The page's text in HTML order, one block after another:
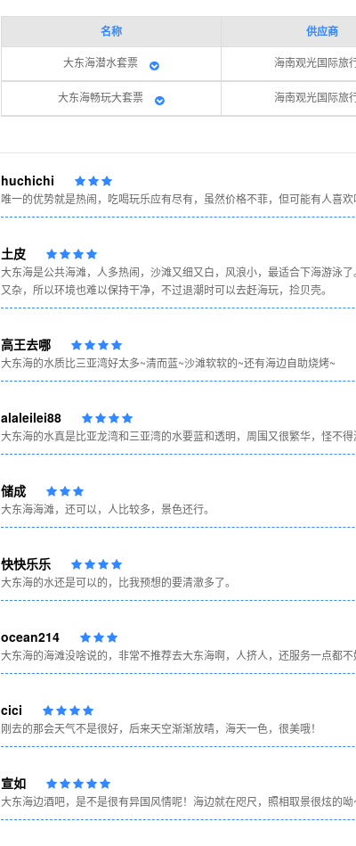
名称 供应商
大东海潜水套票 海南观光国际旅
大东海畅玩大套票 海南观光国际旅
huchichi
唯一的优势就是热闹，吃喝玩乐应有尽有，虽然价格不菲，但可能有人喜欢
土皮
大东海是公共海滩，人多热闹，沙滩又细又白，风浪小，最适合下海游泳
又杂，所以环境也难以保持干净，不过退潮时可以去赶海玩，捡贝壳。
高王去哪
大东海的水质比三亚湾好太多~清而蓝~沙滩软软的~还有海边自助烧烤~
alaleilei88
大东海的水真是比亚龙湾和三亚湾的水要蓝和透明，周围又很繁华，怪不得
储成
大东海海滩，还可以，人比较多，景色还行。
快快乐乐
大东海的水还是可以的，比我预想的要清澈多了。
ocean214
大东海的海滩没啥说的，非常不推荐去大东海啊，人挤人，还服务一点都不
cici
刚去的那会天气不是很好，后来天空渐渐放晴，海天一色，很美哦！
宣如
大东海边酒吧，是不是很有异国风情呢！海边就在咫尺，照相取景很炫的呦